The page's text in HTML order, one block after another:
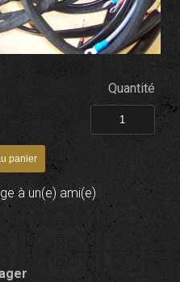
Quantité
à un(e) ami(e)